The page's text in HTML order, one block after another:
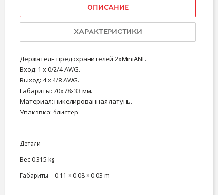
ОПИСАНИЕ
ХАРАКТЕРИСТИКИ
Держатель предохранителей 2xMiniANL.
Вход: 1 x 0/2/4 AWG.
Выход: 4 x 4/8 AWG.
Габариты: 70х78х33 мм.
Материал: никелированная латунь.
Упаковка: блистер.
Детали
Вес 0.315 kg
Габариты
0.11 × 0.08 × 0.03 m